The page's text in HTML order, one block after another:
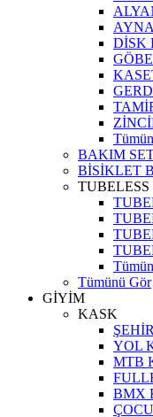
DİSK
BAKIM
BİSİKLET
Tümünü Gör
GİYİM
KASK
YOL
MTB
BMX